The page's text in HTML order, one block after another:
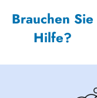
Brauchen Sie
Hilfe?